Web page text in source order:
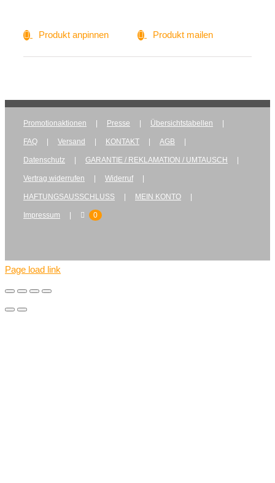
Produkt anpinnen Produkt mailen
Promotionaktionen Presse Übersichtstabellen
FAQ Versand KONTAKT AGB
Datenschutz GARANTIE / REKLAMATION / UMTAUSCH
Vertrag widerrufen Widerruf
HAFTUNGSAUSSCHLUSS MEIN KONTO
Impressum 0
Page load link